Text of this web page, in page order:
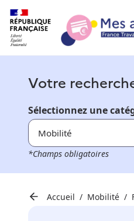
Votre
Sélectionnez une
Mobilité
*Champs obligatoires
Accueil Mobilité